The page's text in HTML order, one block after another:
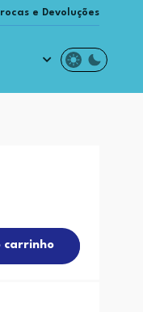
e Devoluções
carrinho